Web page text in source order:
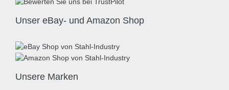
Unser eBay- und Amazon Shop
Unsere Marken